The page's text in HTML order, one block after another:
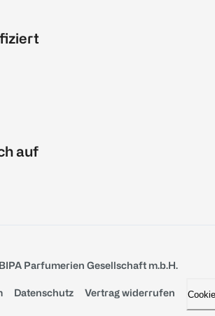
auf
Parfumerien Gesellschaft m.b.H.
Datenschutz Vertrag widerrufen